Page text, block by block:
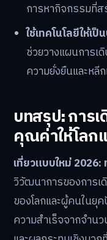
การหากิจกรรมที่ส
ใช้เทคโนโลยีให้เป็
ช่วยวางแผนการเ
ความยั่งยืนและหลี
บทสรุป: การ
คุณค่าให้โลก
เที่ยวแบบใหม่ 2026:
วิวัฒนาการของการ
ของโลกและผู้คนในยุ
ความสำเร็จจากจำน